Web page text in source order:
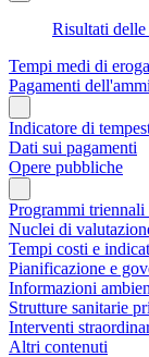
Risultati
Tempi medi di
Pagamenti
Indicatore di
Dati sui pagamenti
Opere pubbliche
Programmi
Nuclei di
Tempi costi e
Pianificazione e
Informazioni
Strutture sanitarie
Interventi
Altri contenuti